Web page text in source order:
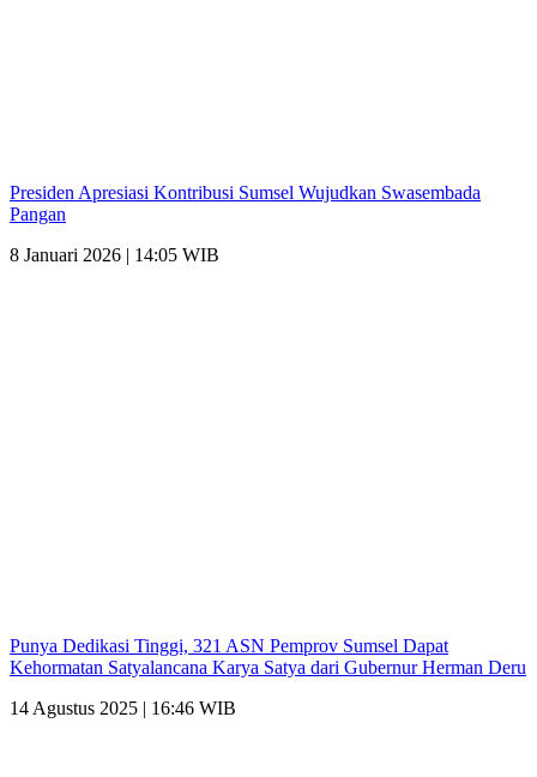
Presiden Apresiasi Kontribusi Sumsel Wujudkan Swasembada
Pangan
8 Januari 2026 | 14:05 WIB
Punya Dedikasi Tinggi, 321 ASN Pemprov Sumsel Dapat
Kehormatan Satyalancana Karya Satya dari Gubernur Herman Deru
14 Agustus 2025 | 16:46 WIB